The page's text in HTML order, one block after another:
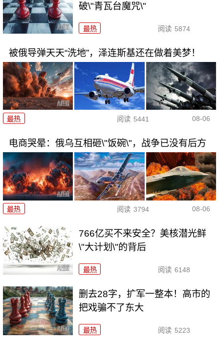
破\"青瓦台魔咒\"
最热 阅读 5874
被俄导弹天天“洗地”，泽连斯基还在做着美梦！
最热 阅读 5441 08-06
电商哭晕：俄乌互相砸\"饭碗\"，战争已没有后方
最热 阅读 3794 08-06
766亿买不来安全？美核潜光鲜
\"大计划\"的背后
最热 阅读 6148
删去28字，扩军一整本！高市的
把戏骗不了东大
最热 阅读 5223